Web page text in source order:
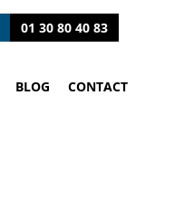
01 30 80 40 83
BLOG CONTACT